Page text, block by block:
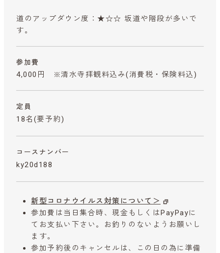
道のアップダウン度：★☆☆ 坂道や階段が多いで
す。
参加費
4,000円 ※清水寺拝観料込み(消費税・保険料込)
定員
18名(要予約)
コースナンバー
ky20d188
新型コロナウイルス対策について＞
参加費は当日集合時、現金もしくはPayPayに
てお支払い下さい。お釣りのないようお願いし
ます。
参加予約後のキャンセルは、この日の為に準備